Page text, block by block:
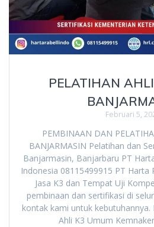
PELATIHAN
Februari 5,
PEMBINAAN DAN
BANJARMASIN Pelatihan dan
Banjarmasin, Banjarbaru PT
Indonesia 08115499915 PT Harta
Jasa K3 dan Tempat Uji
pembinaan dan sertifikasi di
kontak kami untuk kebutuhannya.
Ahli K3 Umum